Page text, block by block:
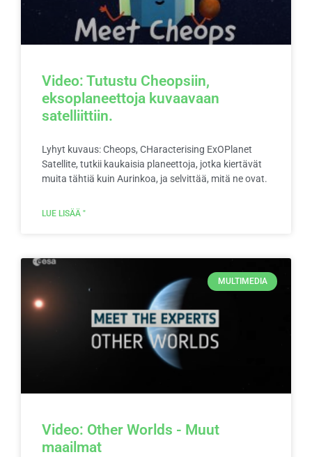
Video: Tutustu Cheopsiin,
eksoplaneettoja kuvaavaan
satelliittiin.
Lyhyt kuvaus: Cheops, CHaracterising ExOPlanet
Satellite, tutkii kaukaisia planeettoja, jotka kiertävät
muita tähtiä kuin Aurinkoa, ja selvittää, mitä ne ovat.
LUE LISÄÄ "
MULTIMEDIA
Video: Other Worlds - Muut
maailmat